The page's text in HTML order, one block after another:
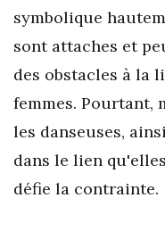
symbolique
sont attaches et
des obstacles à la
femmes. Pourtant,
les danseuses,
dans le lien
défie la contrainte.